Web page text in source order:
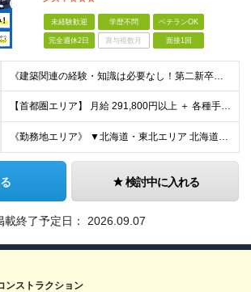
未経験歓迎 学歴不問 ベテランOK
完全週休2日 賞与複数月 面接1回
《建築関連の経験・知識は必要なし！第二新卒歓迎》 ◎学歴・経歴・性別不問 ★20～30代メンバーが活躍中 ★U・Iターン歓迎 《応募条件》 ◆35歳までの方（若年層の長期キャリア形成を図るため） ※
【首都圏エリア】 月給 291,800円以上 ＋ 各種手当 【北関東エリア】 月給 264,260円以上 ＋ 各種手当 【関西・四国エリア】 月給 278,040円以上 ＋ 各種手当 【中部エリ
《勤務地エリア》 ▼北海道・東北エリア 北海道、青森県、秋田県、宮城県、岩手県、山形県、福島県 ▼関東エリア 東京都、神奈川県、埼玉県、茨城県、千葉県、群馬県、栃木県 ▼東海・北陸エリア 新潟県、
検討中に入れる
載終了予定日： 2026.09.07
ンストラクション